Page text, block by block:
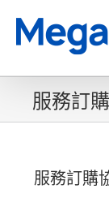
服務訂
服務訂購